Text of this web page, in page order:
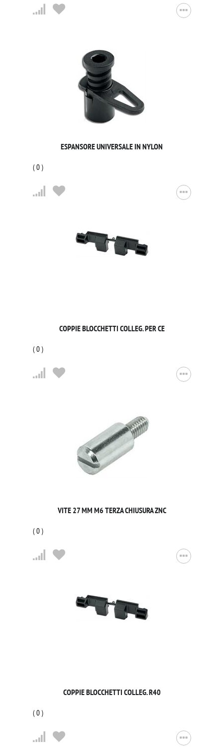
ESPANSORE UNIVERSALE IN NYLON
(0)
COPPIE BLOCCHETTI COLLEG. PER CE
(0)
VITE 27 MM M6 TERZA CHIUSURA ZNC
(0)
COPPIE BLOCCHETTI COLLEG. R40
(0)